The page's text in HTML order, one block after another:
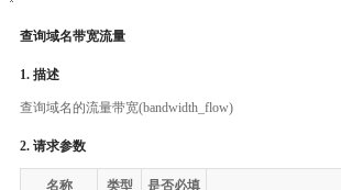
查询域名带宽流量
1. 描述
查询域名的流量带宽(bandwidth_flow)
2. 请求参数
名称 类型 是否必填